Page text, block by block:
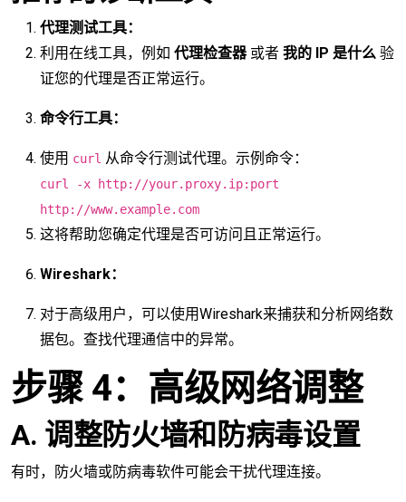
代理测试工具：
利用在线工具，例如 代理检查器或者 我的 IP 是什么 验
证您的代理是否正常运行。
命令行工具：
使用 curl 从命令行测试代理。示例命令：
curl -x http://your.proxy.ip:port
http://www.example.com
这将帮助您确定代理是否可访问且正常运行。
Wireshark：
对于高级用户，可以使用Wireshark来捕获和分析网络数
据包。查找代理通信中的异常。
步骤 4：高级网络调整
A. 调整防火墙和防病毒设置
有时，防火墙或防病毒软件可能会干扰代理连接。